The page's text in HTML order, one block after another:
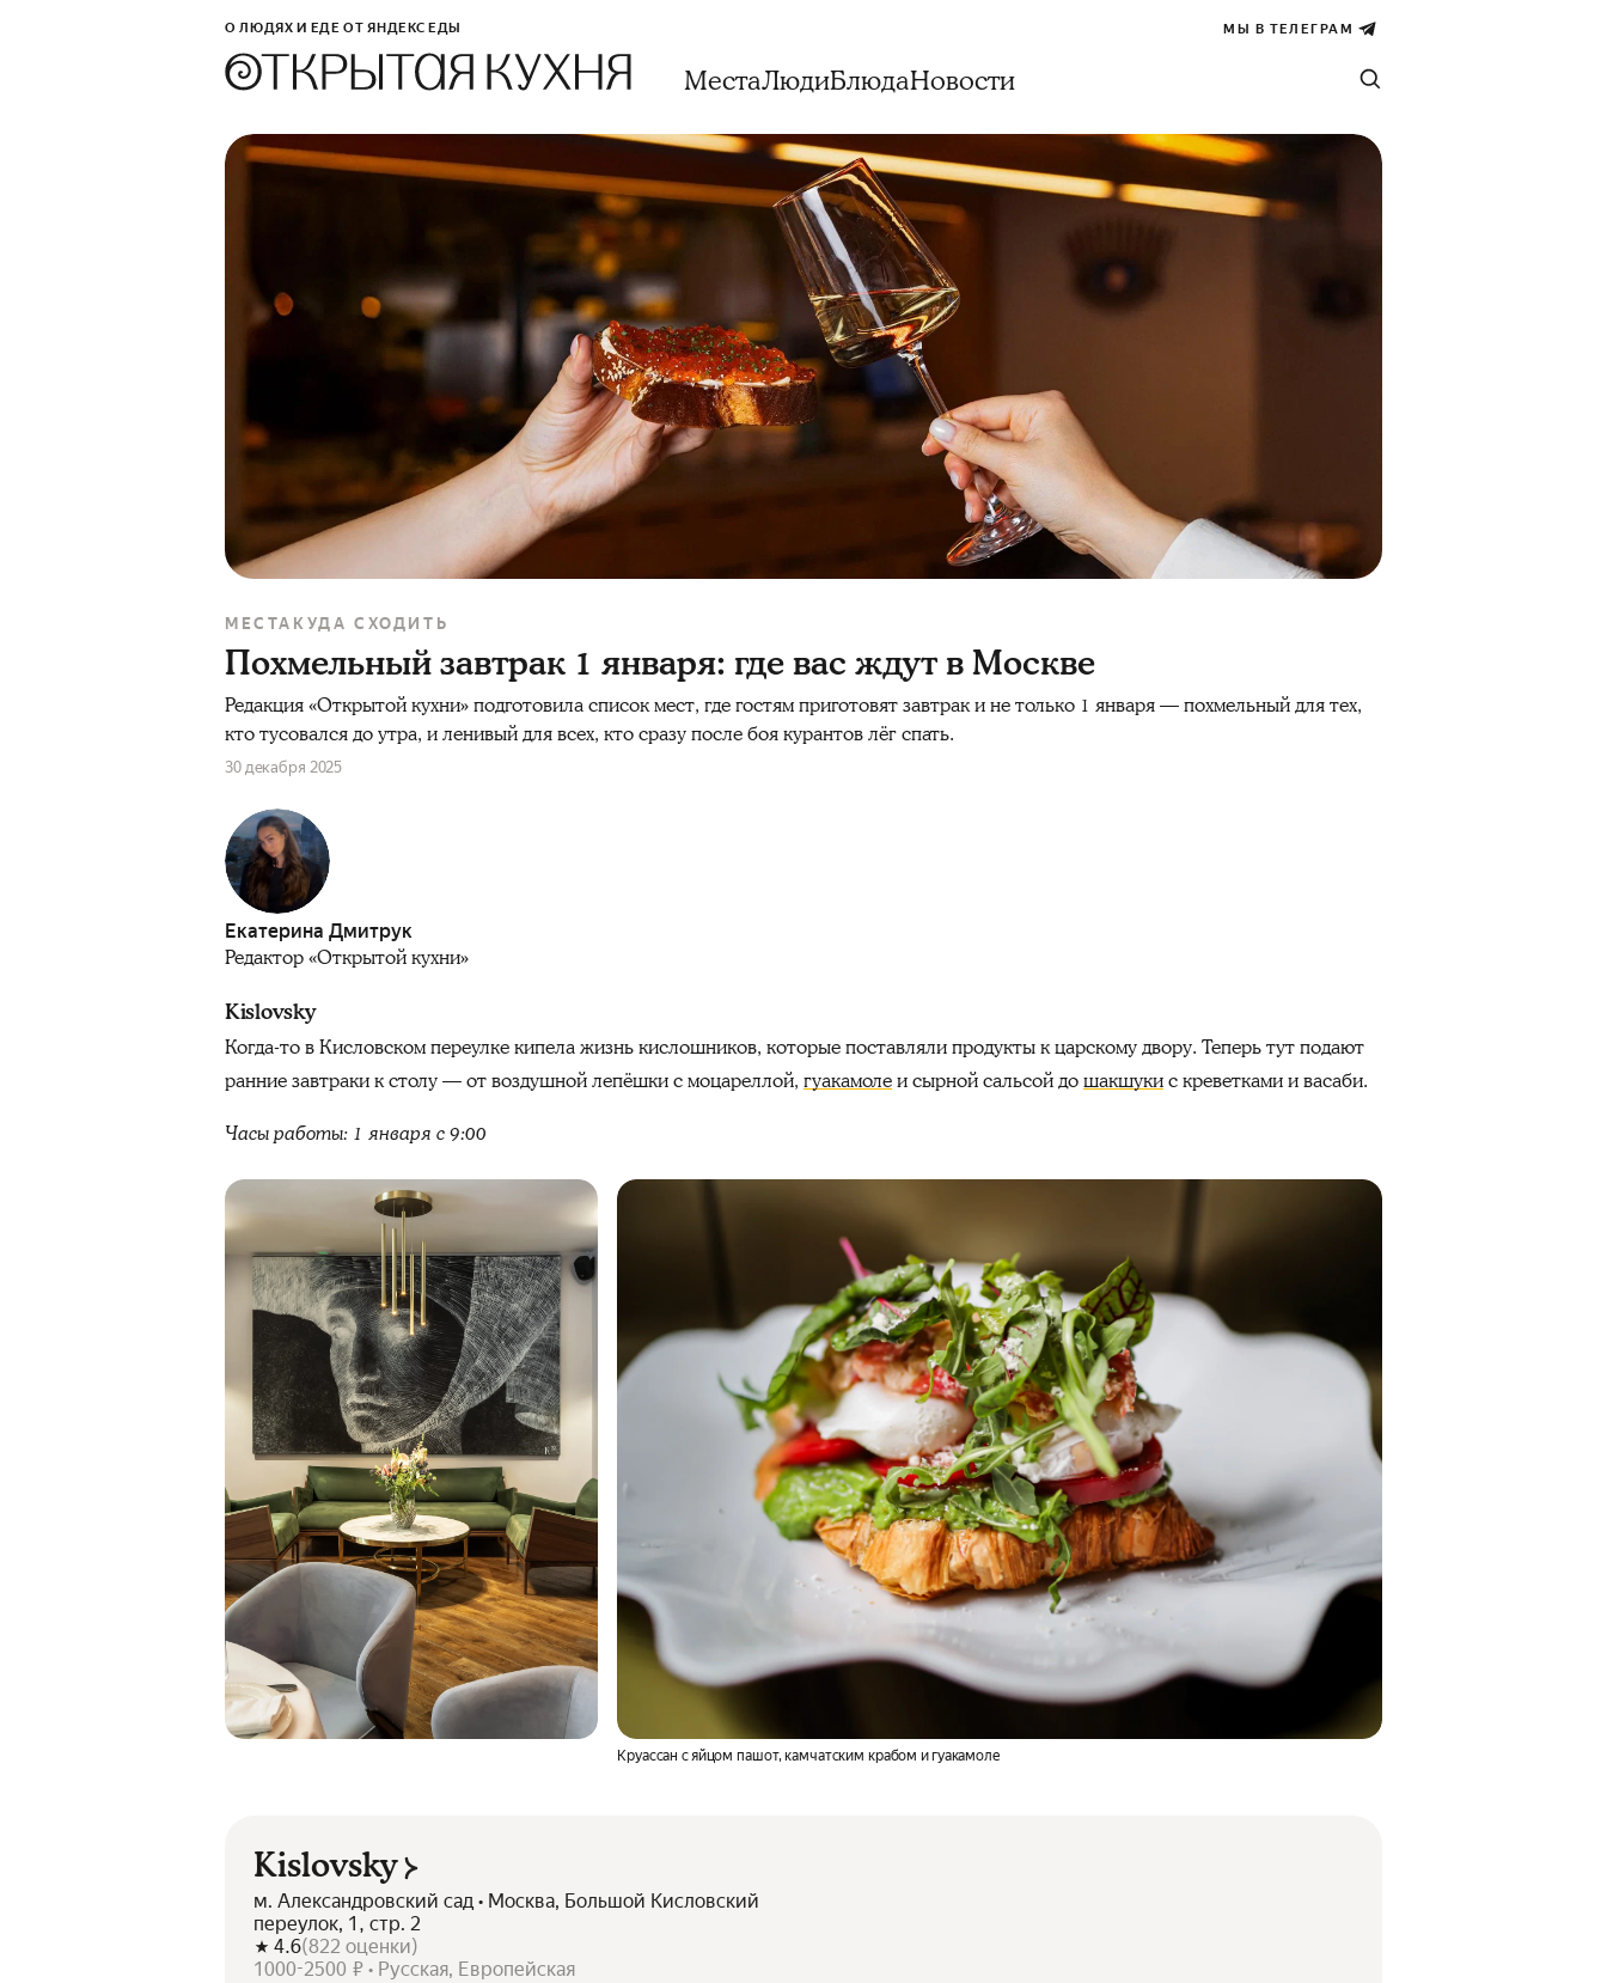
О ЛЮДЯХ И ЕДЕ ОТ ЯНДЕКС ЕДЫ МЫ В ТЕЛЕГРАМ
МестаЛюдиБлюдаНовости
МЕСТА КУДА СХОДИТЬ
Похмельный завтрак 1 января: где вас ждут в Москве
Редакция «Открытой кухни» подготовила список мест, где гостям приготовят завтрак и не только 1 января — похмельный для тех,
кто тусовался до утра, и ленивый для всех, кто сразу после боя курантов лёг спать.
30 декабря 2025
Екатерина Дмитрук
Редактор «Открытой кухни»
Kislovsky
Когда-то в Кисловском переулке кипела жизнь кислошников, которые поставляли продукты к царскому двору. Теперь тут подают
ранние завтраки к столу — от воздушной лепёшки с моцареллой, гуакамолеи сырной сальсой дошакшукис креветками и васаби.
Часы работы: 1 января с 9:00
Круассан с яйцом пашот, камчатским крабом и гуакамоле
Kislovsky
м. Александровский сад • Москва, Большой Кисловский
переулок, 1, стр. 2
4.6(822 оценки)
1000-2500 ₽ • Русская, Европейская